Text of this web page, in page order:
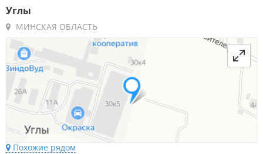
Углы
МИНСКАЯ ОБЛАСТЬ
Похожие рядом